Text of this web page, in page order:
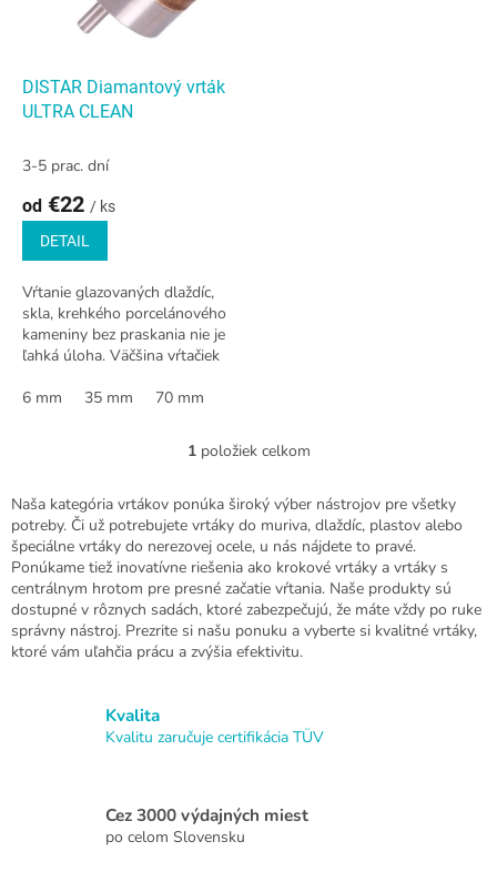
DISTAR Diamantový vrták
ULTRA CLEAN
3-5 prac. dní
od €22 / ks
DETAIL
Vŕtanie glazovaných dlaždíc,
skla, krehkého porcelánového
kameniny bez praskania nie je
ľahká úloha. Väčšina vŕtačiek
pomoc prichádza vrták...
6 mm 35 mm 70 mm
O
l
á
d
a
c
i
e
p
y
i
1položiek celkom
Naša kategória vrtákov ponúka široký výber nástrojov pre všetky
potreby. Či už potrebujete vrtáky do muriva, dlaždíc, plastov alebo
špeciálne vrtáky do nerezovej ocele, u nás nájdete to pravé.
Ponúkame tiež inovatívne riešenia ako krokové vrtáky a vrtáky s
centrálnym hrotom pre presné začatie vŕtania. Naše produkty sú
dostupné v rôznych sadách, ktoré zabezpečujú, že máte vždy po ruke
správny nástroj. Prezrite si našu ponuku a vyberte si kvalitné vrtáky,
ktoré vám uľahčia prácu a zvýšia efektivitu.
Kvalita
Kvalitu zaručuje certifikácia TÜV
Cez 3000 výdajných miest
po celom Slovensku